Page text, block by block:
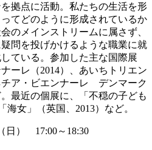
拠点に活動。私たちの生活を形
てどのように形成されているか
のメインストリームに属さず、
問を投げかけるような職業に就
ている。参加した主な国際展
ーレ（2014）、あいちトリエン
チア・ビエンナーレ デンマーク
最近の個展に、「不穏の子ども
海女」（英国、2013）など。
日） 17:00～18:30